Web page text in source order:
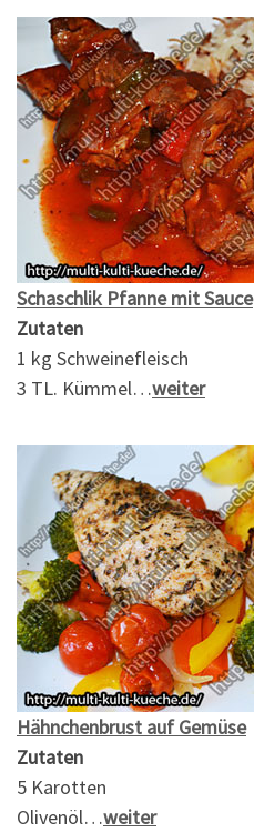
Schaschlik Pfanne mit Sauce
Zutaten
1 kg Schweinefleisch
3 TL. Kümmel…weiter
Hähnchenbrust auf Gemüse
Zutaten
5 Karotten
Olivenöl…weiter